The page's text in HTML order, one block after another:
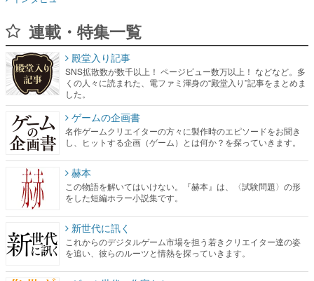
くの人々に読まれた、電ファミ渾身の“殿堂入り”記事をまとめま
した。
ゲームの企画書
名作ゲームクリエイターの方々に製作時のエピソードをお聞き
し、ヒットする企画（ゲーム）とは何か？を探っていきます。
赫本
この物語を解いてはいけない。『赫本』は、〈試験問題〉の形
をした短編ホラー小説集です。
新世代に訊く
これからのデジタルゲーム市場を担う若きクリエイター達の姿
を追い、彼らのルーツと情熱を探っていきます。
ゲーム世代の作家たち
ゲームに多大な影響を受けた作家さんに取材し、ゲームが日本
のコンテンツ産業やカルチャーに与えた影響を探る企画です。